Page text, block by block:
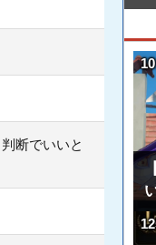
断でいいと